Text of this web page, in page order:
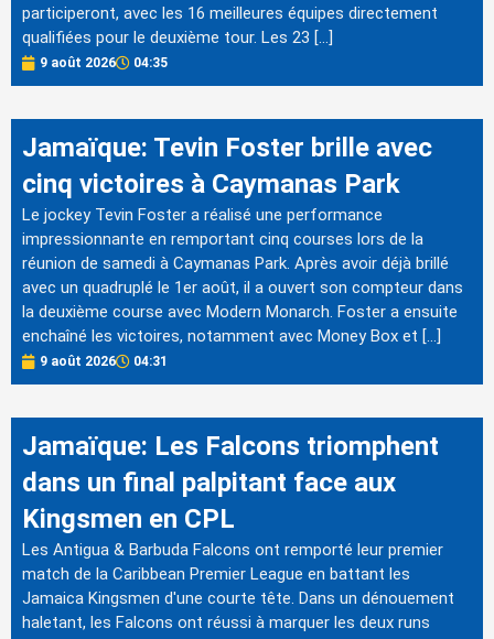
participeront, avec les 16 meilleures équipes directement
qualifiées pour le deuxième tour. Les 23 […]
9 août 2026 04:35
Jamaïque: Tevin Foster brille avec
cinq victoires à Caymanas Park
Le jockey Tevin Foster a réalisé une performance
impressionnante en remportant cinq courses lors de la
réunion de samedi à Caymanas Park. Après avoir déjà brillé
avec un quadruplé le 1er août, il a ouvert son compteur dans
la deuxième course avec Modern Monarch. Foster a ensuite
enchaîné les victoires, notamment avec Money Box et […]
9 août 2026 04:31
Jamaïque: Les Falcons triomphent
dans un final palpitant face aux
Kingsmen en CPL
Les Antigua & Barbuda Falcons ont remporté leur premier
match de la Caribbean Premier League en battant les
Jamaica Kingsmen d'une courte tête. Dans un dénouement
haletant, les Falcons ont réussi à marquer les deux runs